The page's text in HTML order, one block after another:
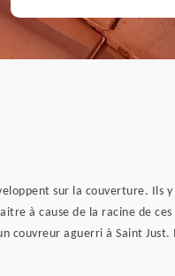
sur la couverture. Ils
à cause de la racine de ces
couvreur aguerri à Saint Just.